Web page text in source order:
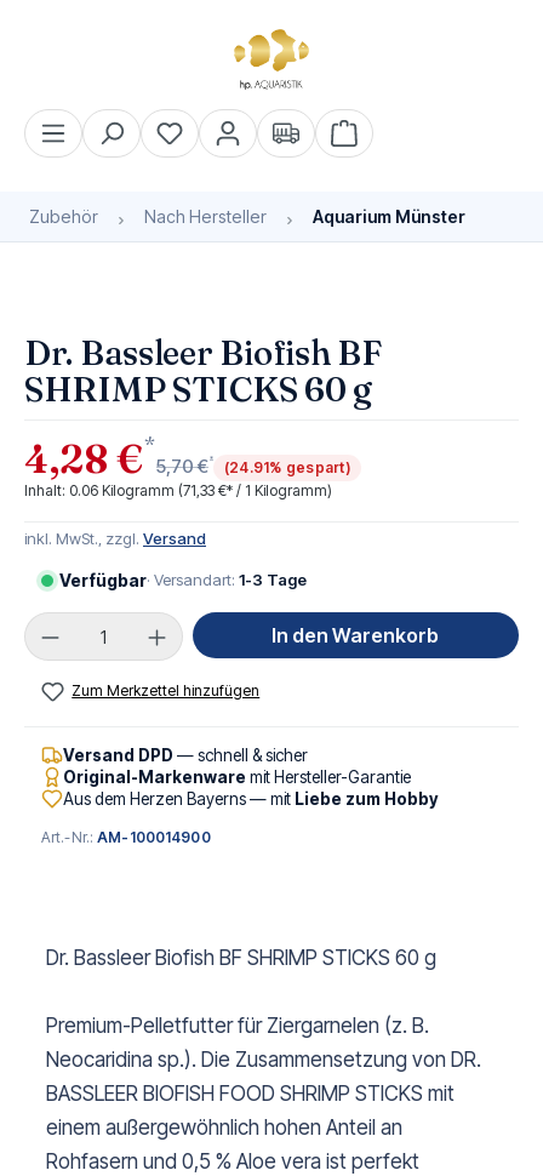
Warenkorb enthält 0
Zubehör Nach Hersteller Aquarium Münster
Dr. Bassleer Biofish BF
SHRIMP STICKS 60 g
4,28 €*
5,70 €*
(24.91% gespart)
Inhalt: 0.06 Kilogramm (71,33 €* / 1 Kilogramm)
inkl. MwSt., zzgl. Versand
Verfügbar· Versandart: 1-3 Tage
Produkt Anzahl: Gib den gewünschten Wert
In den Warenkorb
Zum Merkzettel hinzufügen
Versand DPD — schnell & sicher
Original-Markenware mit Hersteller-Garantie
Aus dem Herzen Bayerns — mit Liebe zum Hobby
Art.-Nr.:AM-100014900
Dr. Bassleer Biofish BF SHRIMP STICKS 60 g
Premium-Pelletfutter für Ziergarnelen (z. B.
Neocaridina sp.). Die Zusammensetzung von DR.
BASSLEER BIOFISH FOOD SHRIMP STICKS mit
einem außergewöhnlich hohen Anteil an
Rohfasern und 0,5 % Aloe vera ist perfekt